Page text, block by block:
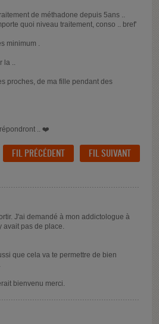
de méthadone depuis 5ans ..
quoi niveau traitement, conso .. bref'
minimum .
..
proches, de ma fille pendant des
.. ❤️
FIL PRÉCÉDENT FIL SUIVANT
J'ai demandé à mon addictologue à
pas de place.
que cela va te permettre de bien
bienvenu merci.